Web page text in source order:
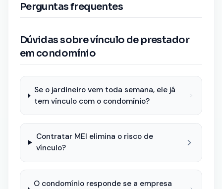
Perguntas frequentes
Dúvidas sobre vínculo de prestador
em condomínio
Se o jardineiro vem toda semana, ele já
tem vínculo com o condomínio?
Contratar MEI elimina o risco de
vínculo?
O condomínio responde se a empresa